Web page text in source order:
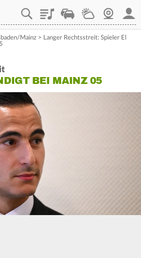
PlaylistStaupilotWetterWebcam
Mainz > Langer Rechtsstreit: Spieler El
BEI MAINZ 05